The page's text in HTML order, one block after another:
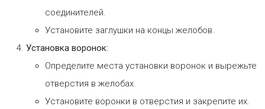
соединителей.
Установите заглушки на концы желобов.
Установка воронок:
Определите места установки воронок и вырежьте
отверстия в желобах.
Установите воронки в отверстия и закрепите их.